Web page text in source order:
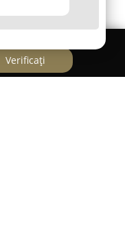
Verificați